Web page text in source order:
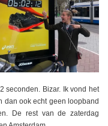
seconden. Bizar. Ik vond het
dan ook echt geen loopband
De rest van de zaterdag